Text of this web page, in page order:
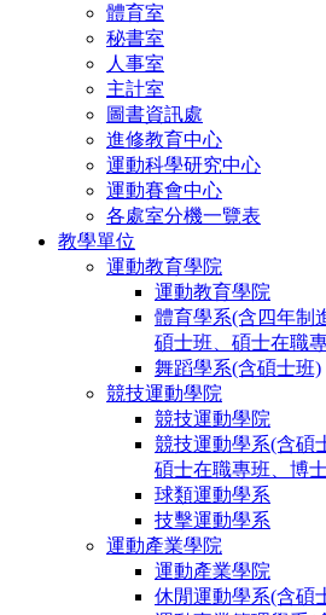
體育室
秘書室
人事室
主計室
圖書資訊處
進修教育中心
運動科學研究中心
運動賽會中心
各處室分機一覽表
教學單位
運動教育學院
運動教育學院
體育學系(含四年制
碩士班、碩士在職
舞蹈學系(含碩士班)
競技運動學院
競技運動學院
競技運動學系(含碩
碩士在職專班、博
球類運動學系
技擊運動學系
運動產業學院
運動產業學院
休閒運動學系(含碩